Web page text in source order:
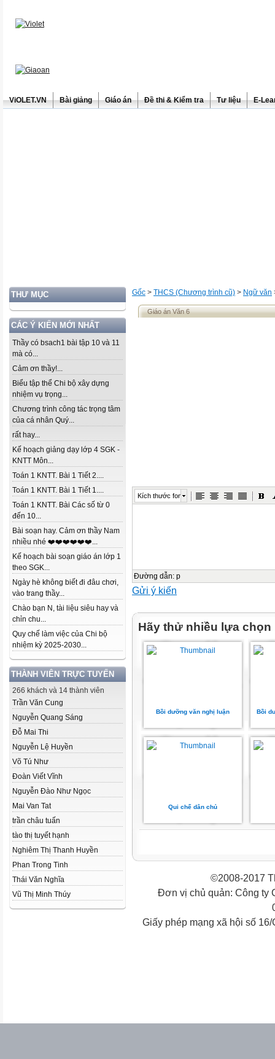
ViOLET.VN Bài giảng Giáo án Đề thi & Kiểm tra Tư liệu E-
THƯ MỤC
CÁC Ý KIẾN MỚI NHẤT
Thầy có bsach1 bài tập 10 và 11
mà có...
Cảm ơn thầy!...
Biểu tập thể Chi bộ xây dựng
nhiệm vụ trọng...
Chương trình công tác trọng tâm
của cá nhân Quý...
rất hay...
Kế hoạch giảng dạy lớp 4 SGK -
KNTT Môn...
Toán 1 KNTT. Bài 1 Tiết 2....
Toán 1 KNTT. Bài 1 Tiết 1....
Toán 1 KNTT. Bài Các số từ 0
đến 10...
Bài soạn hay. Cảm ơn thầy Nam
nhiều nhé ❤️❤️❤️❤️❤️❤️...
Kế hoạch bài soạn giáo án lớp 1
theo SGK...
Ngày hè không biết đi đâu chơi,
vào trang thầy...
Chào bạn N, tài liệu siêu hay và
chỉn chu...
Quy chế làm việc của Chi bộ
nhiệm kỳ 2025-2030...
THÀNH VIÊN TRỰC TUYẾN
266 khách và 14 thành viên
Trần Văn Cung
Nguyễn Quang Sáng
Đỗ Mai Thi
Nguyễn Lệ Huyền
Võ Tú Như
Đoàn Viết Vĩnh
Nguyễn Đào Như Ngọc
Mai Van Tat
trần châu tuấn
tào thị tuyết hạnh
Nghiêm Thị Thanh Huyền
Phan Trong Tinh
Thái Văn Nghĩa
Vũ Thị Minh Thúy
Gốc > THCS (Chương trình cũ) > Ngữ văn
Giáo án Văn 6
Kích thước font
Đường dẫn: p
Gửi ý kiến
Hãy thử nhiều lựa chọn
Bồi dưỡng văn nghị luận Bồi
Qui chế dân chủ
©2008-2017
Đơn vị chủ quản: Công ty
Giấy phép mạng xã hội số